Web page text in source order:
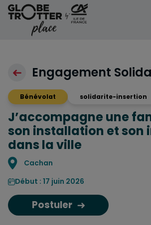
Aller au contenu
Engagement
Bénévolat solidarite-insertion
J’accompagne une
son installation et son
dans la ville
Localisation
Cachan
Début : 17 juin 2026
Postuler